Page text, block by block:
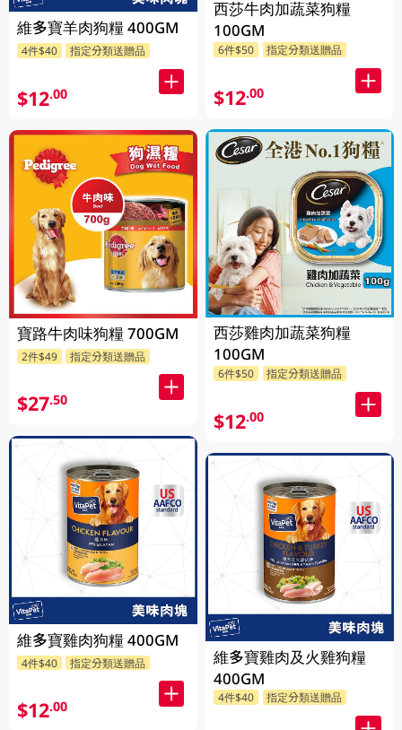
維多寶羊肉狗糧 400GM
4件$40 指定分類送贈品
$12.00
寶路牛肉味狗糧 700GM
2件$49 指定分類送贈品
$27.50
維多寶雞肉狗糧 400GM
4件$40 指定分類送贈品
$12.00
西莎牛肉加蔬菜狗糧
100GM
6件$50 指定分類送贈品
$12.00
西莎雞肉加蔬菜狗糧
100GM
6件$50 指定分類送贈品
$12.00
維多寶雞肉及火雞狗糧
400GM
4件$40 指定分類送贈品